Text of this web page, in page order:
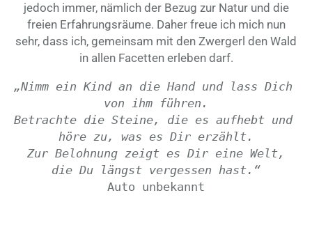
jedoch immer, nämlich der Bezug zur Natur und die
freien Erfahrungsräume. Daher freue ich mich nun
sehr, dass ich, gemeinsam mit den Zwergerl den Wald
in allen Facetten erleben darf.
„Nimm ein Kind an die Hand und lass Dich
von ihm führen.
Betrachte die Steine, die es aufhebt und
höre zu, was es Dir erzählt.
Zur Belohnung zeigt es Dir eine Welt,
die Du längst vergessen hast.“
Auto unbekannt